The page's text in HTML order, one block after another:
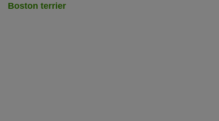
Boston terrier